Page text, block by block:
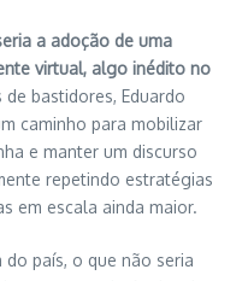
a adoção de uma
virtual, algo inédito no
bastidores, Eduardo
caminho para mobilizar
e manter um discurso
repetindo estratégias
em escala ainda maior.
país, o que não seria